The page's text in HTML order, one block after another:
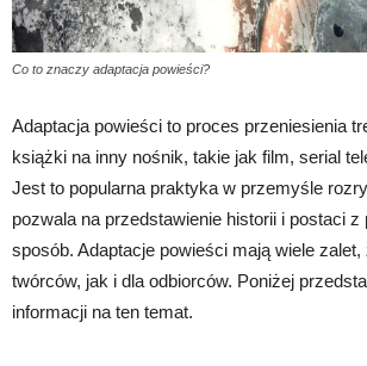
Co to znaczy adaptacja powieści?
Adaptacja powieści to proces przeniesienia
książki na inny nośnik, takie jak film, serial
Jest to popularna praktyka w przemyśle
pozwala na przedstawienie historii i postaci
sposób. Adaptacje powieści mają wiele zalet,
twórców, jak i dla odbiorców. Poniżej
informacji na ten temat.